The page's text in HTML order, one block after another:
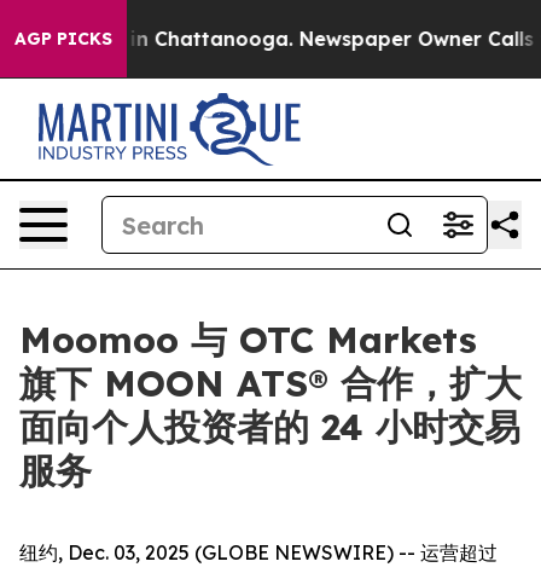
AGP PICKS
Chaos in Chattanooga. Newspaper Owner Calls
Moomoo 与 OTC Markets
旗下 MOON ATS® 合作，扩大
面向个人投资者的 24 小时交易
服务
纽约, Dec. 03, 2025 (GLOBE NEWSWIRE) -- 运营超过